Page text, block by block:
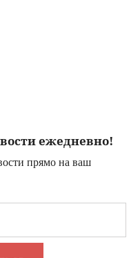
ежедневно!
прямо на ваш